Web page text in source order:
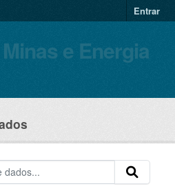
Entrar
e Energia